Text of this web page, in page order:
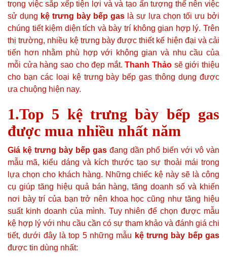
trọng việc sắp xếp tiện lợi và và tạo ấn tượng thế nên việc
sử dụng kệ trưng bày bếp gas là sự lựa chọn tối ưu bởi
chúng tiết kiệm diện tích và bày trí không gian hợp lý. Trên
thị trường, nhiều kệ trưng bày được thiết kế hiện đại và cải
tiến hơn nhằm phù hợp với không gian và nhu cầu của
mỗi cửa hàng sao cho đẹp mắt.Thanh Thảo sẽ giới thiệu
cho bạn các loại kệ trưng bày bếp gas thông dụng được
ưa chuộng hiện nay.
1.Top 5 kệ trưng bày bếp gas
được mua nhiều nhất năm
Giá kệ trưng bày bếp gas đang dần phổ biến với vô vàn
mẫu mã, kiểu dáng và kích thước tạo sự thoải mái trong
lựa chọn cho khách hàng. Những chiếc kệ này sẽ là công
cụ giúp tăng hiệu quả bán hàng, tăng doanh số và khiến
nơi bày trí của bạn trở nên khoa học cũng như tăng hiệu
suất kinh doanh của mình. Tuy nhiên để chọn được mẫu
kệ hợp lý với nhu cầu cần có sự tham khảo và đánh giá chi
tiết, dưới đây là top 5 những mẫu kệ trưng bày bếp gas
được tin dùng nhất: